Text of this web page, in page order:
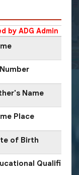
by ADG Admin
Name
Place
of Birth